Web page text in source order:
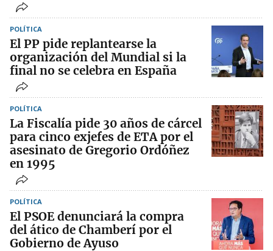
POLÍTICA
El PP pide replantearse la
organización del Mundial si la
final no se celebra en España
POLÍTICA
La Fiscalía pide 30 años de cárcel
para cinco exjefes de ETA por el
asesinato de Gregorio Ordóñez
en 1995
POLÍTICA
El PSOE denunciará la compra
del ático de Chamberí por el
Gobierno de Ayuso